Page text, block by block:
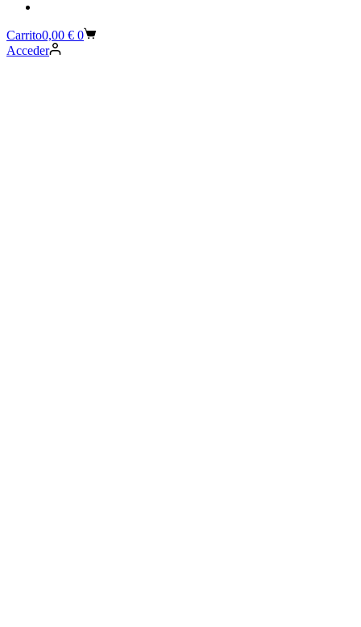
Carrito0,00 € 0
Acceder